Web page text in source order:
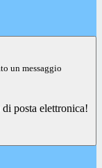
un messaggio
posta elettronica!